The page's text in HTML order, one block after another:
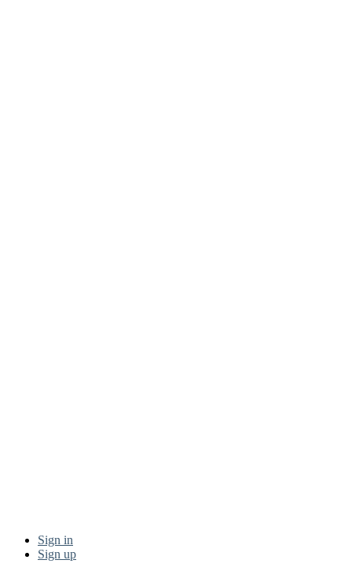
Sign in
Sign up